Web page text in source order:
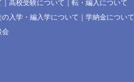
高校受験について
転・編入について
入学・編入学について
学納金について
会